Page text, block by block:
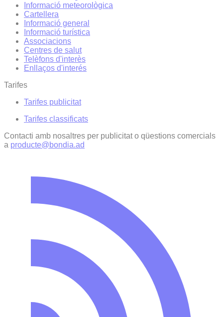
Informació meteorològica
Cartellera
Informació general
Informació turística
Associacions
Centres de salut
Telèfons d'interès
Enllaços d'interés
Tarifes
Tarifes publicitat
Tarifes classificats
Contacti amb nosaltres per publicitat o qüestions comercials
a producte@bondia.ad